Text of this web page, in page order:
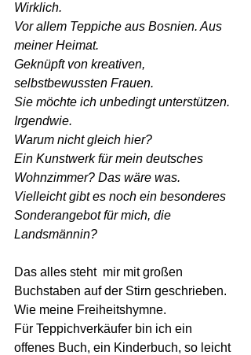
Wirklich.
Vor allem Teppiche aus Bosnien. Aus
meiner Heimat.
Geknüpft von kreativen,
selbstbewussten Frauen.
Sie möchte ich unbedingt unterstützen.
Irgendwie.
Warum nicht gleich hier?
Ein Kunstwerk für mein deutsches
Wohnzimmer? Das wäre was.
Vielleicht gibt es noch ein besonderes
Sonderangebot für mich, die
Landsmännin?
Das alles steht  mir mit großen
Buchstaben auf der Stirn geschrieben.
Wie meine Freiheitshymne.
Für Teppichverkäufer bin ich ein
offenes Buch, ein Kinderbuch, so leicht